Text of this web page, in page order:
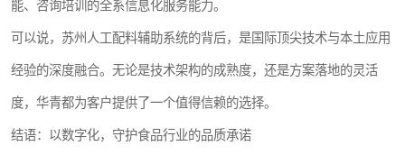
能、咨询培训的全系信息化服务能力。
可以说，苏州人工配料辅助系统的背后，是国际顶尖技术与本土应用
经验的深度融合。无论是技术架构的成熟度，还是方案落地的灵活
度，华青都为客户提供了一个值得信赖的选择。
结语：以数字化，守护食品行业的品质承诺